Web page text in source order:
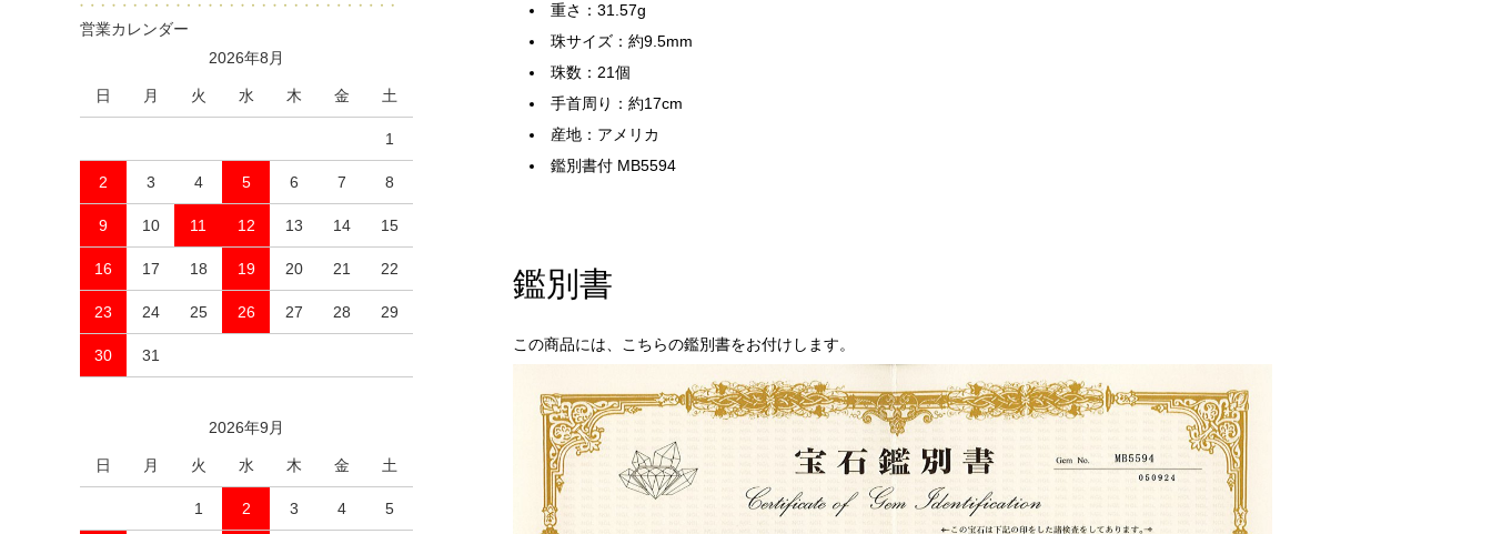
営業カレンダー
2026年8月
日 月 火 水 木 金 土
1
2 3 4 5 6 7 8
9 10 11 12 13 14 15
16 17 18 19 20 21 22
23 24 25 26 27 28 29
30 31
2026年9月
日 月 火 水 木 金 土
1 2 3 4 5
重さ：31.57g
珠サイズ：約9.5mm
珠数：21個
手首周り：約17cm
産地：アメリカ
鑑別書付 MB5594
鑑別書
この商品には、こちらの鑑別書をお付けします。